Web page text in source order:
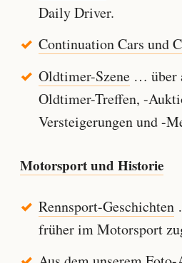
Daily Driver.
Continuation Cars und
Oldtimer-Szene… über
Oldtimer-Treffen, -
Versteigerungen und -
Motorsport und Historie
Rennsport-Geschichten
früher im Motorsport